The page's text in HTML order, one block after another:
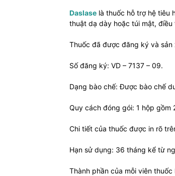
Daslase là thuốc hỗ trợ hệ tiêu
thuật dạ dày hoặc túi mật,
Thuốc đã được đăng ký và sản
Số đăng ký: VD – 7137 – 09.
Dạng bào chế: Được bào chế
Quy cách đóng gói: 1 hộp gồm
Chi tiết của thuốc được in rõ
Hạn sử dụng: 36 tháng kể từ
Thành phần của mỗi viên thuốc